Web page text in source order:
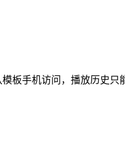
板手机访问，播放历史只